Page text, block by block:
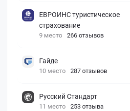
ЕВРОИНС туристическое
страхование
9 место 266 отзывов
Гайде
10 место 287 отзывов
Русский Стандарт
11 место 253 отзыва